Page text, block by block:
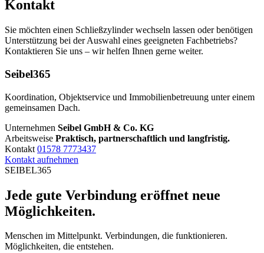
Kontakt
Sie möchten einen Schließzylinder wechseln lassen oder benötigen
Unterstützung bei der Auswahl eines geeigneten Fachbetriebs?
Kontaktieren Sie uns – wir helfen Ihnen gerne weiter.
Seibel365
Koordination, Objektservice und Immobilienbetreuung unter einem
gemeinsamen Dach.
Unternehmen Seibel GmbH & Co. KG
Arbeitsweise Praktisch, partnerschaftlich und langfristig.
Kontakt 01578 7773437
Kontakt aufnehmen
SEIBEL365
Jede gute Verbindung eröffnet neue
Möglichkeiten.
Menschen im Mittelpunkt. Verbindungen, die funktionieren.
Möglichkeiten, die entstehen.